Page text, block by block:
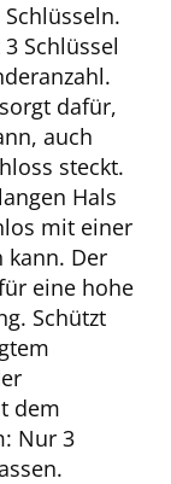
Schlüssel
dafür,
auch
steckt.
Hals
mit einer
kann. Der
eine hohe
Schützt
dem
Nur 3